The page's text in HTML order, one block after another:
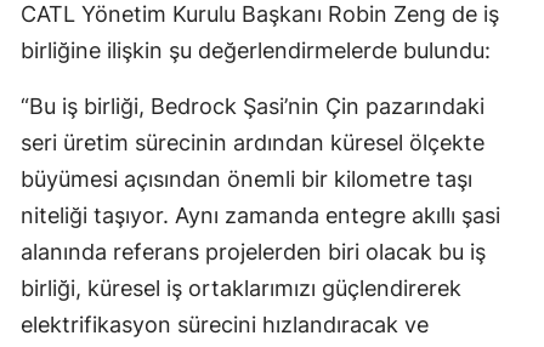
CATL Yönetim Kurulu Başkanı Robin Zeng de iş
birliğine ilişkin şu değerlendirmelerde bulundu:
“Bu iş birliği, Bedrock Şasi’nin Çin pazarındaki
seri üretim sürecinin ardından küresel ölçekte
büyümesi açısından önemli bir kilometre taşı
niteliği taşıyor. Aynı zamanda entegre akıllı şasi
alanında referans projelerden biri olacak bu iş
birliği, küresel iş ortaklarımızı güçlendirerek
elektrifikasyon sürecini hızlandıracak ve